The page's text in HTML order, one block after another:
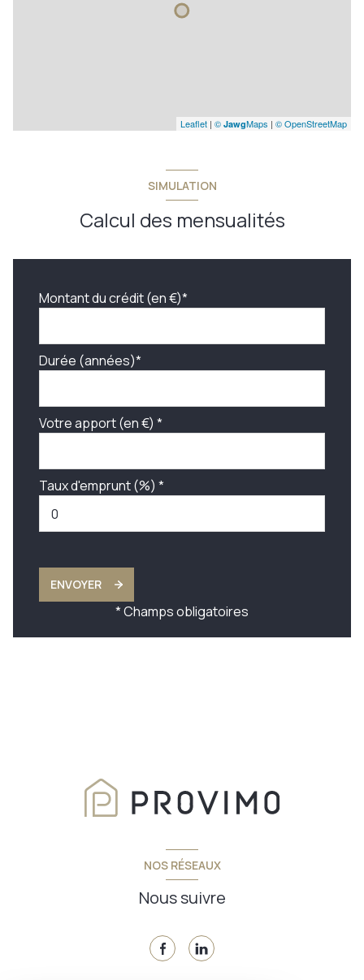
Leaflet | © JawgMaps | © OpenStreetMap
SIMULATION
Calcul des mensualités
Montant du crédit (en €)*
Durée (années)*
Votre apport (en €) *
Taux d'emprunt (%) *
ENVOYER
* Champs obligatoires
NOS RÉSEAUX
Nous suivre